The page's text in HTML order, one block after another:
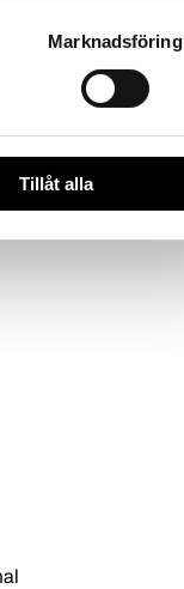
Marknadsföring
Tillåt alla
baserad